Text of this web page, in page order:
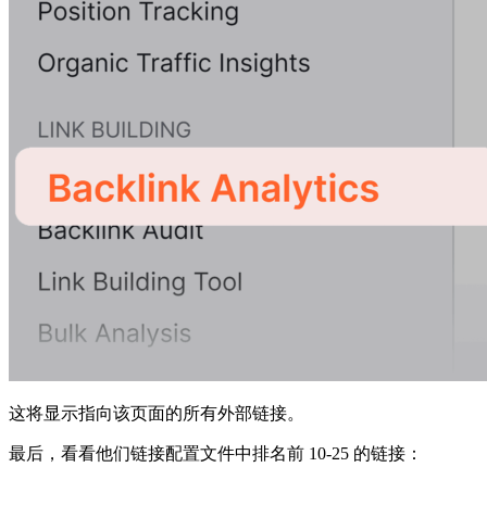
这将显示指向该页面的所有外部链接。
最后，看看他们链接配置文件中排名前 10-25 的链接：